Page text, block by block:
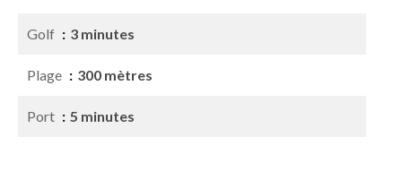
Golf 3 minutes
Plage 300 mètres
Port 5 minutes